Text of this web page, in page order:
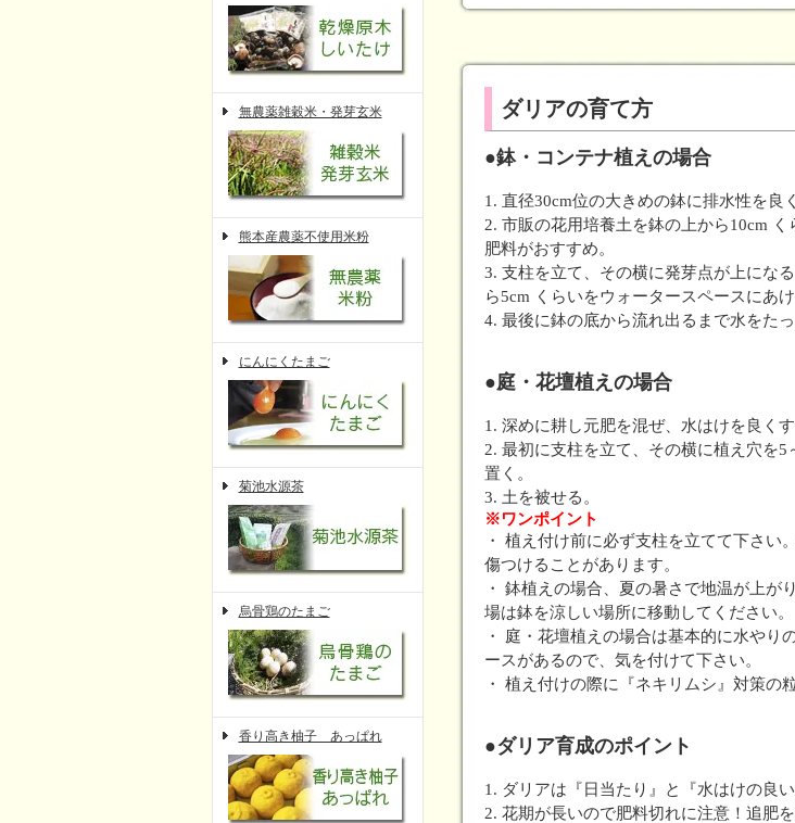
無農薬雑穀米・発芽玄米
熊本産農薬不使用米粉
にんにくたまご
菊池水源茶
烏骨鶏のたまご
香り高き柚子 あっぱれ
ダリアの育て方
●鉢・コンテナ植えの場合
1. 直径30cm位の大きめの鉢に排水性を良
2. 市販の花用培養土を鉢の上から10cm
肥料がおすすめ。
3. 支柱を立て、その横に発芽点が上にな
ら5cm くらいをウォータースペースにあけ
4. 最後に鉢の底から流れ出るまで水をたっ
●庭・花壇植えの場合
1. 深めに耕し元肥を混ぜ、水はけを良く
2. 最初に支柱を立て、その横に植え穴を
置く。
3. 土を被せる。
※ワンポイント
・ 植え付け前に必ず支柱を立てて下さ
傷つけることがあります。
・ 鉢植えの場合、夏の暑さで地温が上が
場は鉢を涼しい場所に移動してください。
・ 庭・花壇植えの場合は基本的に水や
ースがあるので、気を付けて下さい。
・ 植え付けの際に『ネキリムシ』対策の
●ダリア育成のポイント
1. ダリアは『日当たり』と『水はけの良い
2. 花期が長いので肥料切れに注意！追肥